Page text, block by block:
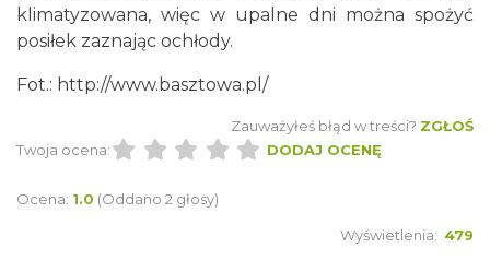
klimatyzowana, więc w upalne dni można spożyć
posiłek zaznając ochłody.
Fot.: http://www.basztowa.pl/
Zauważyłeś błąd w treści? ZGŁOŚ
Twoja ocena:
DODAJ OCENĘ
Ocena: 1.0 (Oddano 2 głosy)
Wyświetlenia: 479